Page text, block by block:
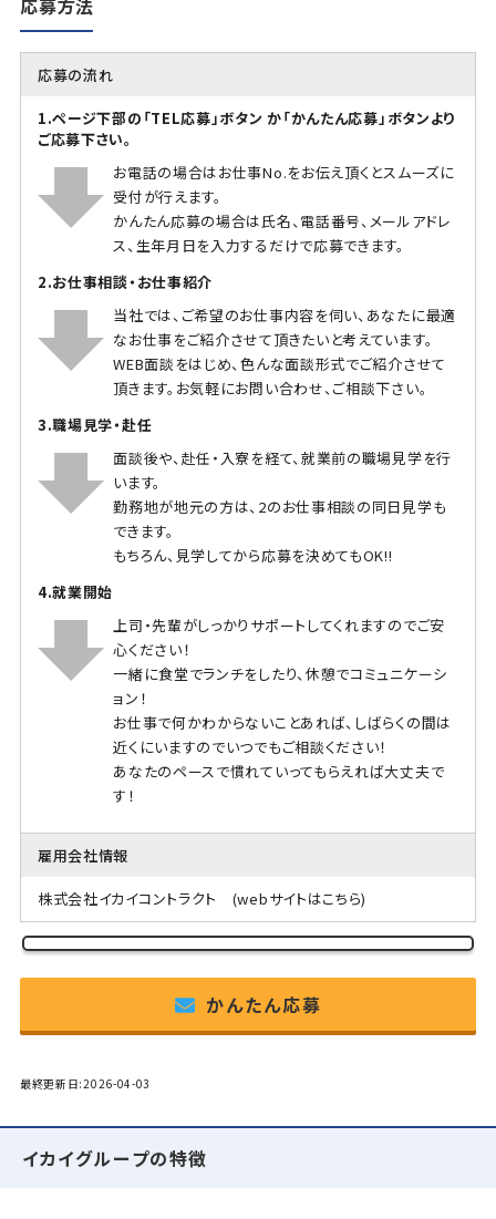
応募の流れ
1.ページ下部の「TEL応募」ボタン か「かんたん応募」ボタンより
ご応募下さい。
お電話の場合はお仕事No.をお伝え頂くとスムーズに
受付が行えます。
かんたん応募の場合は氏名、電話番号、メールアドレ
ス、生年月日を入力するだけで応募できます。
2.お仕事相談・お仕事紹介
当社では、ご希望のお仕事内容を伺い、あなたに最適
なお仕事をご紹介させて頂きたいと考えています。
WEB面談をはじめ、色んな面談形式でご紹介させて
頂きます。お気軽にお問い合わせ、ご相談下さい。
3.職場見学・赴任
面談後や、赴任・入寮を経て、就業前の職場見学を行
います。
勤務地が地元の方は、2のお仕事相談の同日見学も
できます。
もちろん、見学してから応募を決めてもOK!!
4.就業開始
上司・先輩がしっかりサポートしてくれますのでご安
心ください！
一緒に食堂でランチをしたり、休憩でコミュニケーシ
ョン！
お仕事で何かわからないことあれば、しばらくの間は
近くにいますのでいつでもご相談ください！
あなたのペースで慣れていってもらえれば大丈夫で
す！
雇用会社情報
株式会社イカイコントラクト (webサイトはこちら)
かんたん応募
最終更新日:2026-04-03
イカイグループの特徴